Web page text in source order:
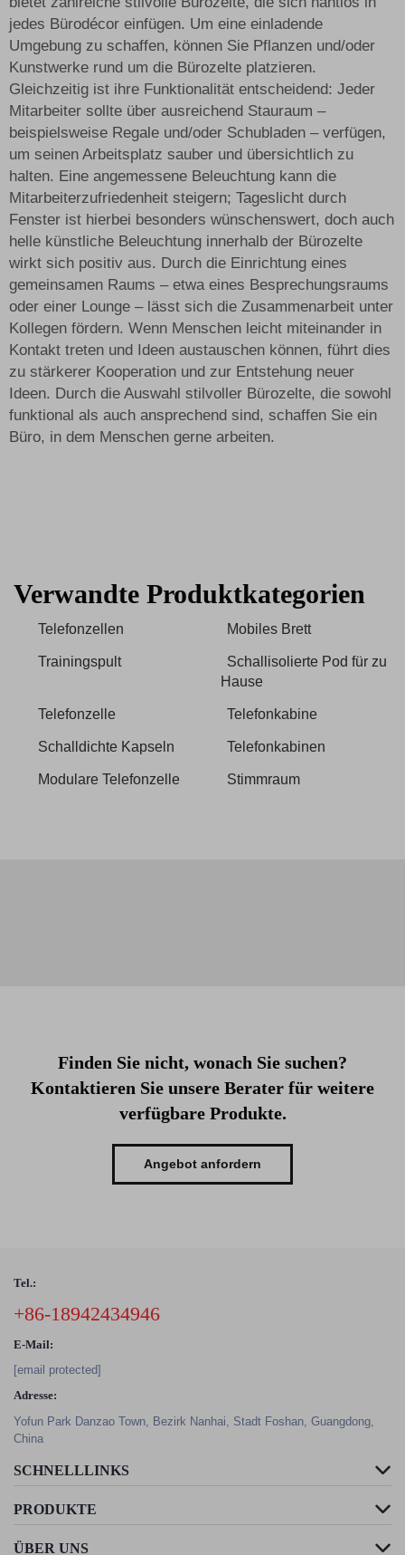
jedes Bürodécor einfügen. Um eine einladende
Umgebung zu schaffen, können Sie Pflanzen und/oder
Kunstwerke rund um die Bürozelte platzieren.
Gleichzeitig ist ihre Funktionalität entscheidend: Jeder
Mitarbeiter sollte über ausreichend Stauraum –
beispielsweise Regale und/oder Schubladen – verfügen,
um seinen Arbeitsplatz sauber und übersichtlich zu
halten. Eine angemessene Beleuchtung kann die
Mitarbeiterzufriedenheit steigern; Tageslicht durch
Fenster ist hierbei besonders wünschenswert, doch auch
helle künstliche Beleuchtung innerhalb der Bürozelte
wirkt sich positiv aus. Durch die Einrichtung eines
gemeinsamen Raums – etwa eines Besprechungsraums
oder einer Lounge – lässt sich die Zusammenarbeit unter
Kollegen fördern. Wenn Menschen leicht miteinander in
Kontakt treten und Ideen austauschen können, führt dies
zu stärkerer Kooperation und zur Entstehung neuer
Ideen. Durch die Auswahl stilvoller Bürozelte, die sowohl
funktional als auch ansprechend sind, schaffen Sie ein
Büro, in dem Menschen gerne arbeiten.
Verwandte Produktkategorien
Telefonzellen Mobiles Brett
Trainingspult
Schallisolierte Pod für zu
Hause
Telefonzelle Telefonkabine
Schalldichte Kapseln Telefonkabinen
Modulare Telefonzelle Stimmraum
Finden Sie nicht, wonach Sie suchen?
Kontaktieren Sie unsere Berater für weitere
verfügbare Produkte.
Angebot anfordern
Tel.:
+86-18942434946
E-Mail:
[email protected]
Adresse:
Yofun Park Danzao Town, Bezirk Nanhai, Stadt Foshan, Guangdong,
China
SCHNELLLINKS
PRODUKTE
ÜBER UNS